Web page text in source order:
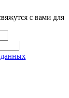
с вами для
данных